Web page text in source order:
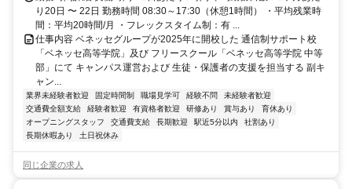
り20日 〜 22日 勤務時間 08:30～17:30（休憩1時間） ・平均残業時
間：平均20時間/月 ・フレックスタイム制：有 ...
仕事内容 ベネッセグループが2025年に開校した 通信制サポート校
「ベネッセ高等学院」及び フリースクール「ベネッセ高等学院 中等
部」にて キャンパス運営および 生徒・保護者の支援を担当する 副キ
ャン...
業界未経験者歓迎 固定時間制 職場見学可 経験不問
未経験者歓迎
交通費全額支給
経験者歓迎 有資格者歓迎 研修あり 賞与あり
育休あり
オープニングスタッフ
交通費支給 長期歓迎 駅近5分以内
社割あり
長期休暇あり
土日祝休み
同じ企業の求人